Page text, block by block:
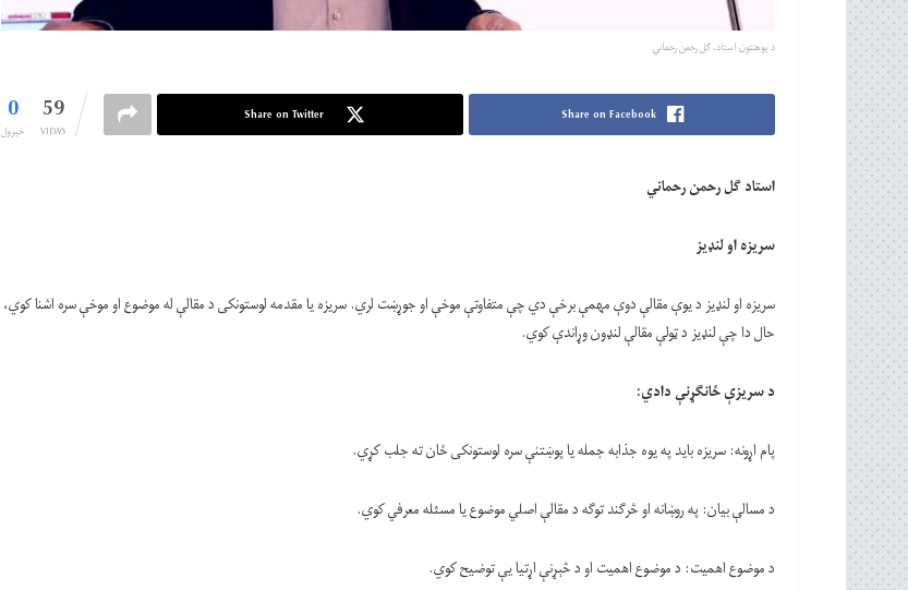
د پوهنتون استاد، ګل رحمن رحماني
0
خپرول
59
VIEWS
Share on Facebook
Share on Twitter
استاد ګل رحمن رحماني
سریزه او لنډيز
سریزه او لنډيز د یوې مقالې دوې مهمې برخې دي چې متفاوتې موخې او جوړښت لري. سریزه یا مقدمه لوستونکی د مقالې له موضوع او موخې سره اشنا کوي،
حال دا چې لنډيز د ټولې مقالې لنډون وړاندې کوي.
د سریزې ځانګړنې دادي:
پام اړونه: سریزه باید په یوه جذابه جمله یا پوښتنې سره لوستونکی ځان ته جلب کړي.
د مسالې بیان: په روښانه او څرګند توګه د مقالې اصلي موضوع یا مسئله معرفي کوي.
د موضوع اهمیت: د موضوع اهمیت او د څېړنې اړتیا یې توضیح کوي.